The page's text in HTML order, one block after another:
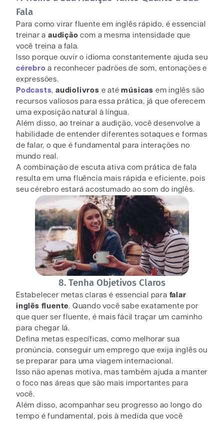
Fala
Para como virar fluente em inglês rápido, é essencial
treinar a audição com a mesma intensidade que
você treina a fala.
Isso porque ouvir o idioma constantemente ajuda seu
cérebro a reconhecer padrões de som, entonações e
expressões.
Podcasts,audiolivros e atémúsicas em inglês são
recursos valiosos para essa prática, já que oferecem
uma exposição natural à língua.
Além disso, ao treinar a audição, você desenvolve a
habilidade de entender diferentes sotaques e formas
de falar, o que é fundamental para interações no
mundo real.
A combinação de escuta ativa com prática de fala
resulta em uma fluência mais rápida e eficiente, pois
seu cérebro estará acostumado ao som do inglês.
8. Tenha Objetivos Claros
Estabelecer metas claras é essencial para falar
inglês fluente. Quando você sabe exatamente por
que quer ser fluente, é mais fácil traçar um caminho
para chegar lá.
Defina metas específicas, como melhorar sua
pronúncia, conseguir um emprego que exija inglês ou
se preparar para uma viagem internacional.
Isso não apenas motiva, mas também ajuda a manter
o foco nas áreas que são mais importantes para
você.
Além disso, acompanhar seu progresso ao longo do
tempo é fundamental, pois à medida que você